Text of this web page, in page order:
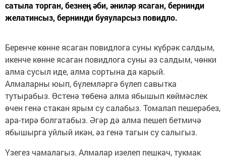
сатыла торган, безнең әби, әниләр ясаган, бернинди
желатинсыз, бернинди буяуларсыз повидло.
Беренче көнне ясаган повидлога суны күбрәк салдым,
икенче көнне ясаган повидлога суны әз салдым, чөнки
алма сусыл иде, алма сортына да карый.
Алмаларны юып, бүлемләргә бүлеп савытка
тутырабыз. Өстенә төбенә алма ябышып көймәслек
өчен генә стакан ярым су салабыз. Томалап пешерәбез,
ара-тирә болгатабыз. Әгәр дә алма пешеп бетмичә
ябышырга уйлый икән, әз генә тагын су салыгыз.
Үзегез чамалагыз. Алмалар изелеп пешкәч, тукмак